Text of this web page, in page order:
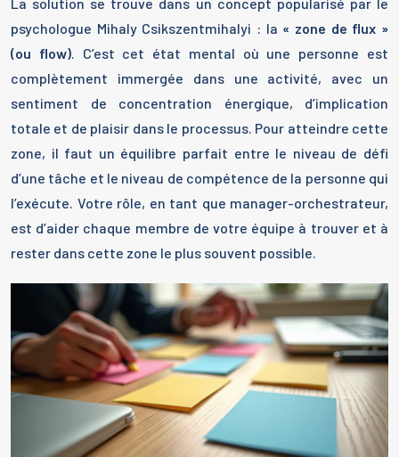
psychologue Mihaly Csikszentmihalyi : la « zone de flux »
(ou flow). C’est cet état mental où une personne est
complètement immergée dans une activité, avec un
sentiment de concentration énergique, d’implication
totale et de plaisir dans le processus. Pour atteindre cette
zone, il faut un équilibre parfait entre le niveau de défi
d’une tâche et le niveau de compétence de la personne qui
l’exécute. Votre rôle, en tant que manager-orchestrateur,
est d’aider chaque membre de votre équipe à trouver et à
rester dans cette zone le plus souvent possible.